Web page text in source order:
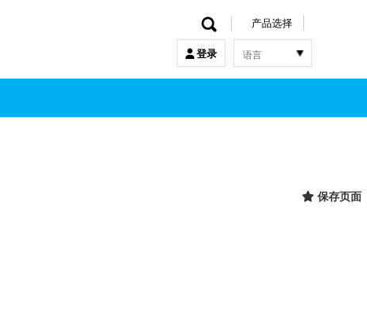
产品选择
登录 语言
한국어
中文
保存页面